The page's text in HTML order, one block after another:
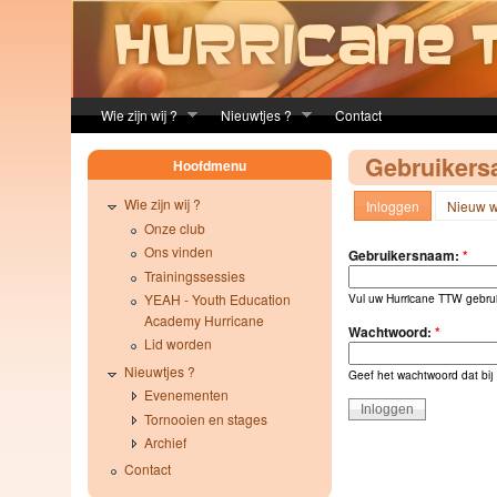
Wie zijn wij ? Nieuwtjes ? Contact
Inloggen Nieuw
Gebruikersnaam: *
Vul uw Hurricane TTW
Wachtwoord: *
Geef het wachtwoord dat
Hoofdmenu
Wie zijn wij ?
Onze club
Ons vinden
Trainingssessies
YEAH - Youth Education
Academy Hurricane
Lid worden
Nieuwtjes ?
Evenementen
Tornooien en stages
Archief
Contact